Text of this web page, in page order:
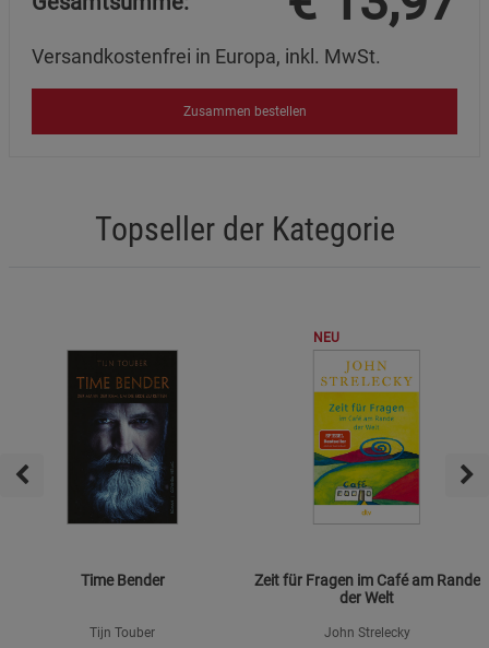
Versandkostenfrei in Europa, inkl. MwSt.
Zusammen bestellen
Topseller der Kategorie
Time Bender
Tijn Touber
NEU
Zeit für Fragen im Café am Rande
der Welt
John Strelecky